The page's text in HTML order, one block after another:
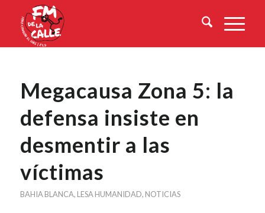
Megacausa Zona 5: la
defensa insiste en
desmentir a las
víctimas
BAHIA BLANCA, LESA HUMANIDAD, NOTICIAS